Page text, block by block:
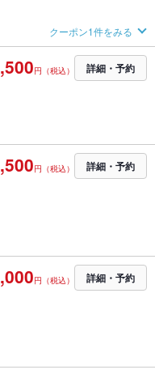
クーポン1件をみる
円（税込） 詳細・予約
円（税込） 詳細・予約
円（税込） 詳細・予約